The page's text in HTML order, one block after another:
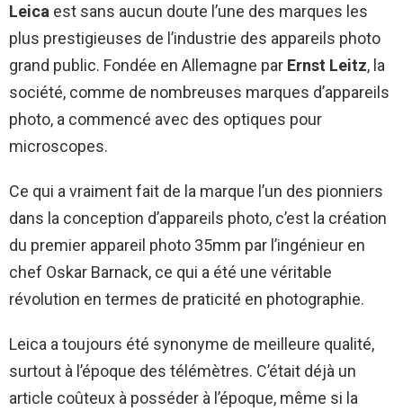
Leica est sans aucun doute l’une des marques les
plus prestigieuses de l’industrie des appareils photo
grand public. Fondée en Allemagne par Ernst Leitz, la
société, comme de nombreuses marques d’appareils
photo, a commencé avec des optiques pour
microscopes.
Ce qui a vraiment fait de la marque l’un des pionniers
dans la conception d’appareils photo, c’est la création
du premier appareil photo 35mm par l’ingénieur en
chef Oskar Barnack, ce qui a été une véritable
révolution en termes de praticité en photographie.
Leica a toujours été synonyme de meilleure qualité,
surtout à l’époque des télémètres. C’était déjà un
article coûteux à posséder à l’époque, même si la